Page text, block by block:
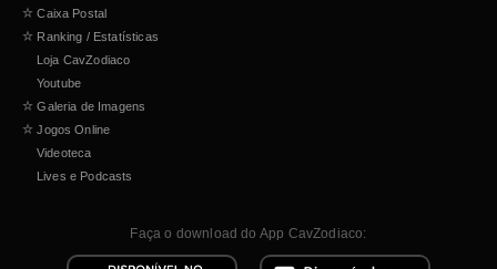
☆ Caixa Postal
☆ Ranking / Estatísticas
Loja CavZodiaco
Youtube
☆ Galeria de Imagens
☆ Jogos Online
Videoteca
Lives e Podcasts
Faça o download do App CavZodiaco: